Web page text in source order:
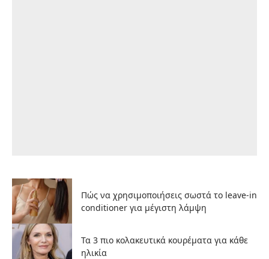
Πώς να χρησιμοποιήσεις σωστά το leave-in
conditioner για μέγιστη λάμψη
Τα 3 πιο κολακευτικά κουρέματα για κάθε
ηλικία